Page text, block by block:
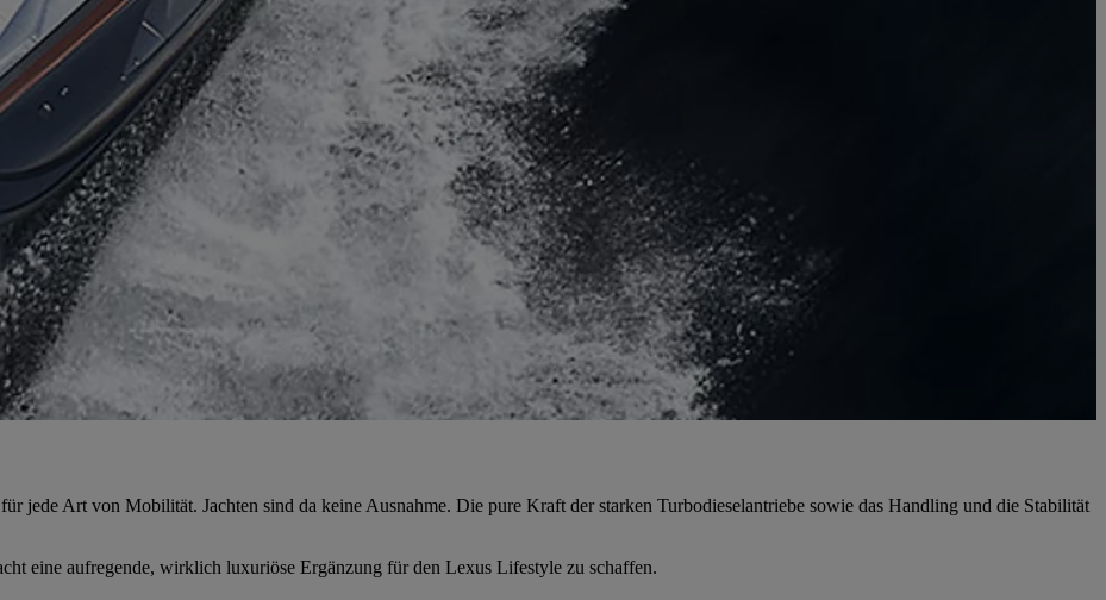
jede Art von Mobilität. Jachten sind da keine Ausnahme. Die pure Kraft der starken Turbodieselantriebe sowie das Handling und die Stabilität
eine aufregende, wirklich luxuriöse Ergänzung für den Lexus Lifestyle zu schaffen.